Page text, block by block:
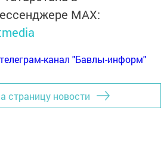
MАХ:
телеграм-канал "Бавлы-информ"
страницу новости